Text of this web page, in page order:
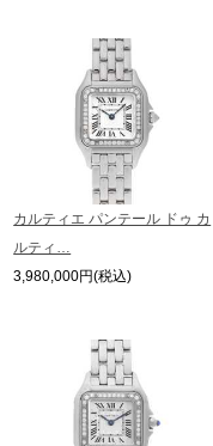
カルティエ パンテール ドゥ カ
ルティ…
3,980,000円(税込)